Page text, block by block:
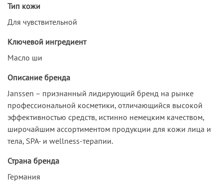
Тип кожи
Для чувствительной
Ключевой ингредиент
Масло ши
Описание бренда
Janssen – признанный лидирующий бренд на рынке
профессиональной косметики, отличающийся высокой
эффективностью средств, истинно немецким качеством,
широчайшим ассортиментом продукции для кожи лица и
тела, SPA- и wellness-терапии.
Страна бренда
Германия